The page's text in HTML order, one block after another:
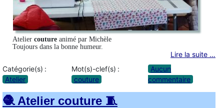
Atelier couture animé par Michèle
Toujours dans la bonne humeur.
Lire la suite …
Catégorie(s) :
Atelier
Mot(s)-clef(s) :
couture
Aucun
commentaire
🧶 Atelier couture 🧵